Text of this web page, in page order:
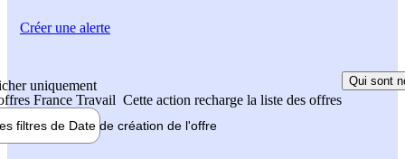
uniquement
France Travail Cette action recharge la liste des offres
Qui sont
filtres de Date de création de l'offre
Créer une alerte